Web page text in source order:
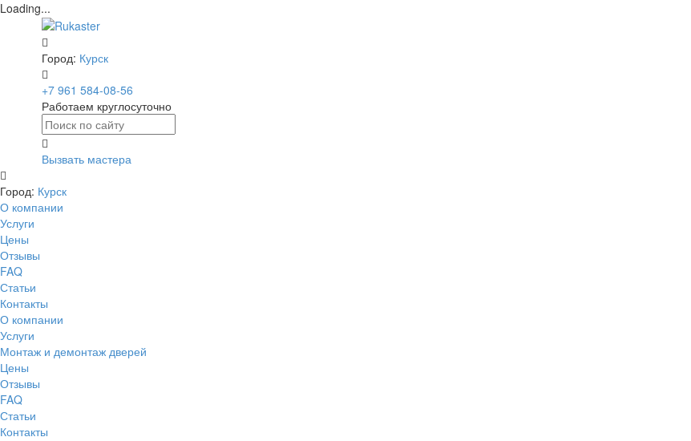
Loading...
Город: Курск
+7 961 584-08-56
Работаем круглосуточно
Вызвать мастера
Город: Курск
О компании
Услуги
Цены
Отзывы
FAQ
Статьи
Контакты
О компании
Услуги
Монтаж и демонтаж дверей
Цены
Отзывы
FAQ
Статьи
Контакты